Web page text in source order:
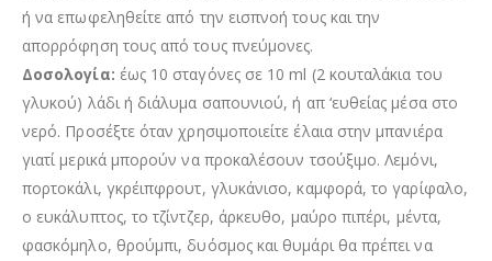
ή να επωφεληθείτε από την εισπνοή τους και την
απορρόφηση τους από τους πνεύμονες.
Δοσολογία: έως 10 σταγόνες σε 10 ml (2 κουταλάκια του
γλυκού) λάδι ή διάλυμα σαπουνιού, ή απ ‘ευθείας μέσα στο
νερό. Προσέξτε όταν χρησιμοποιείτε έλαια στην μπανιέρα
γιατί μερικά μπορούν να προκαλέσουν τσούξιμο. Λεμόνι,
πορτοκάλι, γκρέιπφρουτ, γλυκάνισο, καμφορά, το γαρίφαλο,
ο ευκάλυπτος, το τζίντζερ, άρκευθο, μαύρο πιπέρι, μέντα,
φασκόμηλο, θρούμπι, δυόσμος και θυμάρι θα πρέπει να